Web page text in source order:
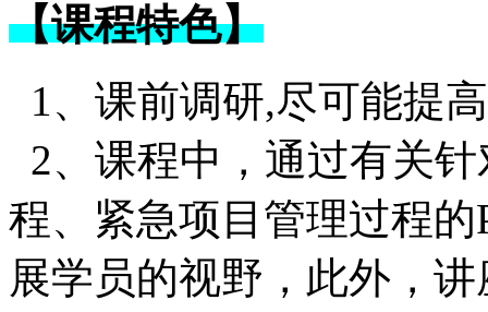
【课程特色】
1、课前调研,尽可能提
2、课程中，通过有关
程、紧急项目管理过程
展学员的视野，此外，